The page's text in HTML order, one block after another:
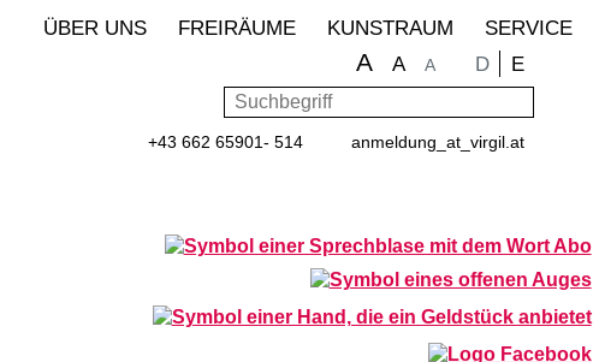
ÜBER UNS FREIRÄUME KUNSTRAUM SERVICE
A A A Sprache
D E
Suchbegriff
+43 662 65901- 514 anmeldung _at_ virgil.at